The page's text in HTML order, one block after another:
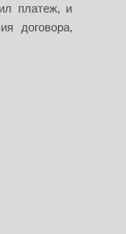
платеж, и
договора,